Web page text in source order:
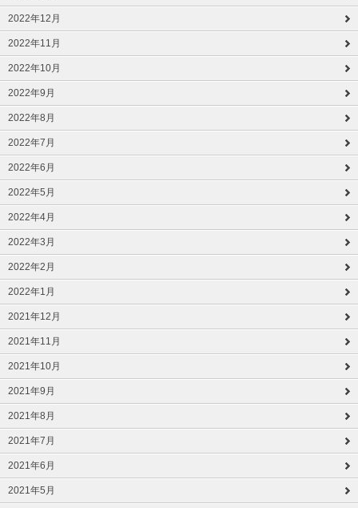
2022年12月
2022年11月
2022年10月
2022年9月
2022年8月
2022年7月
2022年6月
2022年5月
2022年4月
2022年3月
2022年2月
2022年1月
2021年12月
2021年11月
2021年10月
2021年9月
2021年8月
2021年7月
2021年6月
2021年5月